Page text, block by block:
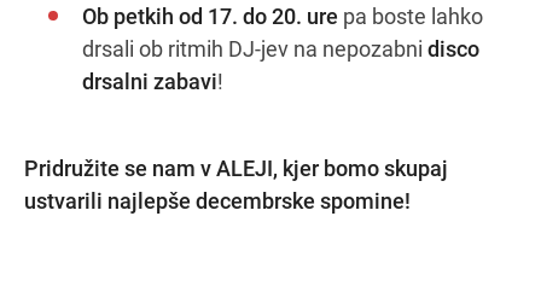
Ob petkih od 17. do 20. ure pa boste lahko
drsali ob ritmih DJ-jev na nepozabni disco
drsalni zabavi!
Pridružite se nam v ALEJI, kjer bomo skupaj
ustvarili najlepše decembrske spomine!